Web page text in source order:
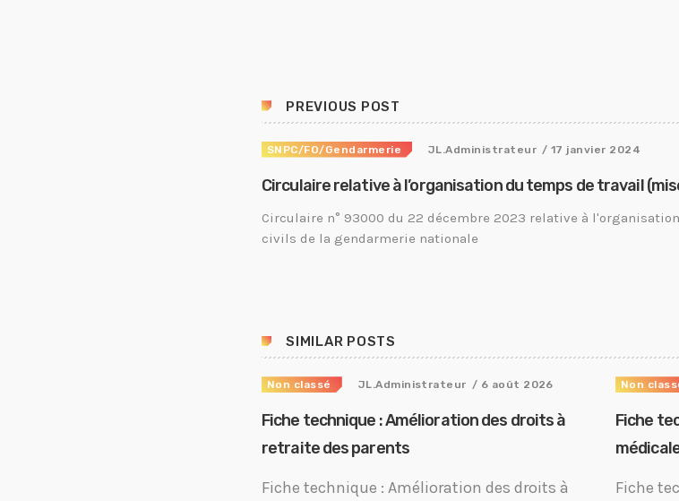
PREVIOUS POST
SNPC/FO/Gendarmerie JL.Administrateur / 17 janvier 2024
Circulaire relative à l’organisation du temps de travail
Circulaire n° 93000 du 22 décembre 2023 relative à
civils de la gendarmerie nationale
SIMILAR POSTS
Non classé JL.Administrateur / 6 août 2026
Fiche technique : Amélioration des droits à
retraite des parents
Fiche technique : Amélioration des droits à
Non
Fiche
Fiche